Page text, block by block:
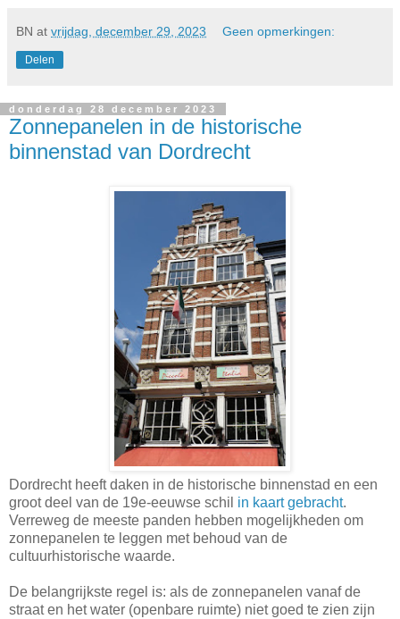
BN at vrijdag, december 29, 2023 Geen opmerkingen:
Delen
donderdag 28 december 2023
Zonnepanelen in de historische
binnenstad van Dordrecht
Dordrecht heeft daken in de historische binnenstad en een
groot deel van de 19e-eeuwse schil in kaart gebracht.
Verreweg de meeste panden hebben mogelijkheden om
zonnepanelen te leggen met behoud van de
cultuurhistorische waarde.
De belangrijkste regel is: als de zonnepanelen vanaf de
straat en het water (openbare ruimte) niet goed te zien zijn